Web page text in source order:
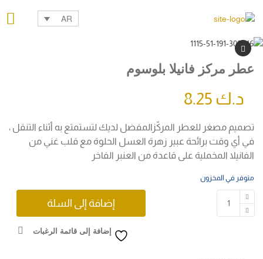
AR
عطر مركز فانيلا بلوسوم
د.ك
تصميم مصغر للعطر المركّزالمفضل لديك لتستمتع به أثناء التنقل ،
في أي وقت برائحة عبير زهرة العسل الحلوة مع قلب غني من
الفانيلا المخملية على قاعدة من العنبر الفاخر
متوفر في المخزون
إضافة إلى السلة
إضافة إلى قائمة الرغبات